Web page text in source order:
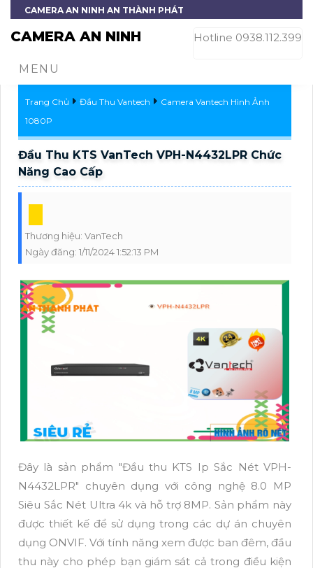
CAMERA AN NINH AN THÀNH PHÁT
CAMERA AN NINH Hotline 0938.112.399
MENU
Trang Chủ Đầu Thu Vantech
Camera Vantech Hình Ảnh
1080P
Đầu Thu KTS VanTech VPH-N4432LPR Chức
Năng Cao Cấp
Thương hiệu: VanTech
Ngày đăng: 1/11/2024 1:52:13 PM
Đây là sản phẩm "Đầu thu KTS Ip Sắc Nét VPH-
N4432LPR" chuyên dụng với công nghệ 8.0 MP
Siêu Sắc Nét Ultra 4k và hỗ trợ 8MP. Sản phẩm này
được thiết kế để sử dụng trong các dự án chuyên
dụng ONVIF. Với tính năng xem được ban đêm, đầu
thu này cho phép bạn giám sát cả trong điều kiện